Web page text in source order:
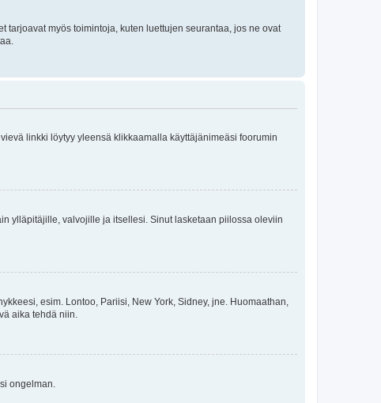
tarjoavat myös toimintoja, kuten luettujen seurantaa, jos ne ovat
linkki löytyy yleensä klikkaamalla käyttäjänimeäsi foorumin
ylläpitäjille, valvojille ja itsellesi. Sinut lasketaan piilossa oleviin
esim. Lontoo, Pariisi, New York, Sidney, jne. Huomaathan,
aika tehdä niin.
ongelman.